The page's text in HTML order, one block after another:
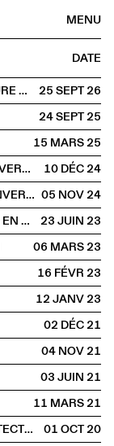
MENU
DATE
TRANSFORMER LE CCS : UNE ARCHITECTURE DE L'ALTÉRATION
25 SEPT2026
24 SEPT2025
15 MARS2025
NICKISCH WALDER ARCHITEKTEN EN CONVERSATION AVEC OLIVIA FUNES LASTRA
10 DÉC2024
STAUFER & HASLER ARCHITEKTEN EN CONVERSATION AVEC BENOÎT PIÉRON 05 NOV2024
ANDREAS VOGLER ET EMANUELE COCCIA EN CONVERSATION AVEC CHARLOTTE POUPON
23 JUIN2023
06 MARS2023
16 FÉVR2023
12 JANV2023
02 DÉC2021
04 NOV2021
03 JUIN2021
11 MARS2021
CONDITIONS D’AIR, POLITIQUE DES ARCHITECTURES PAR L’AMBIANCE
01 OCT2020